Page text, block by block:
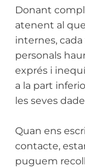
Donant
atenent al
internes,
personals
exprés i
a la part
les seves
Quan ens
contacte,
puguem